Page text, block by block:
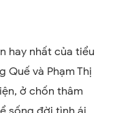
hay nhất của tiểu
Quế và Phạm Thị
ở chốn thâm